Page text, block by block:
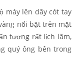
máy lên dây cót tay
nổi bật trên mặt
tượng rất lịch lãm,
quý ông bên trong